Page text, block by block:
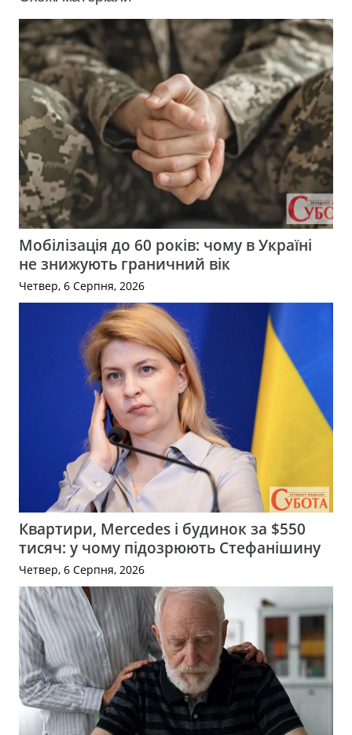
Мобілізація до 60 років: чому в Україні
не знижують граничний вік
Четвер, 6 Серпня, 2026
Квартири, Mercedes і будинок за $550
тисяч: у чому підозрюють Стефанішину
Четвер, 6 Серпня, 2026